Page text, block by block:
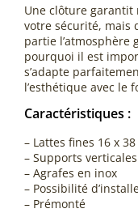
Une clôture garantit
votre sécurité, mais
partie l’atmosphère
pourquoi il est
s’adapte
l’esthétique avec le
Caractéristiques :
– Lattes fines 16 x
– Supports
– Agrafes en inox
– Possibilité
– Prémonté